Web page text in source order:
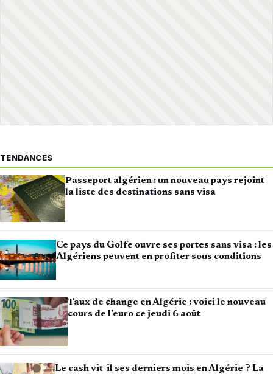
TENDANCES
Passeport algérien : un nouveau pays rejoint
la liste des destinations sans visa
Ce pays du Golfe ouvre ses portes sans visa : les
Algériens peuvent en profiter sous conditions
Taux de change en Algérie : voici le nouveau
cours de l’euro ce jeudi 6 août
Le cash vit-il ses derniers mois en Algérie ? La